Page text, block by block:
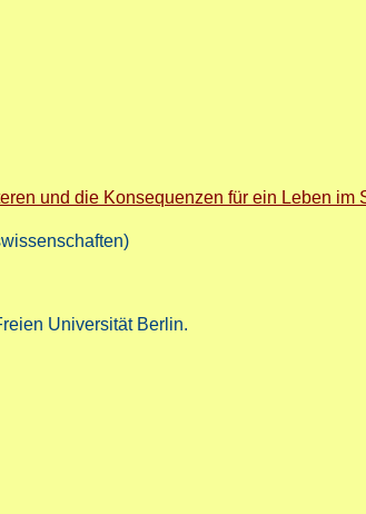
und die Konsequenzen für ein Leben im
Universität Berlin.